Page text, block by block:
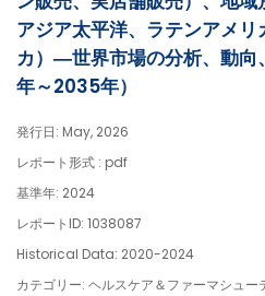
アジア太平洋、ラテンアメリ
カ）―世界市場の分析、動
年～2035年）
発行日: May, 2026
レポート形式 : pdf
基準年: 2024
レポートID: 1038087
Historical Data: 2020-2024
カテゴリー: ヘルスケア＆ファーマシュー